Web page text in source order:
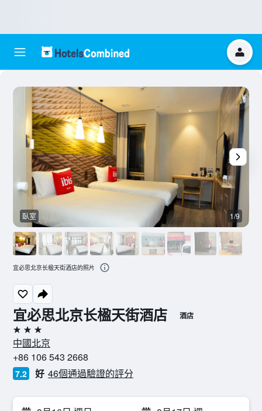
宜必思北京长楹天街酒店 酒店
3星級
中國北京
+86 106 543 2668
7.2 好 46個通過驗證的評分
臥室 1/9
宜必思北京长楹天街酒店的照片